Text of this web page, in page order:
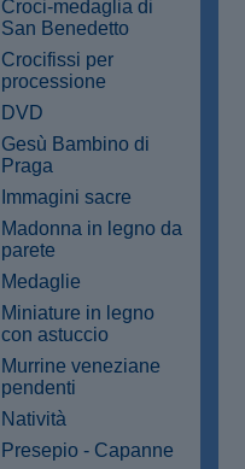
Croci-medaglia di
San Benedetto
Crocifissi per
processione
DVD
Gesù Bambino di
Praga
Immagini sacre
Madonna in legno da
parete
Medaglie
Miniature in legno
con astuccio
Murrine veneziane
pendenti
Natività
Presepio - Capanne